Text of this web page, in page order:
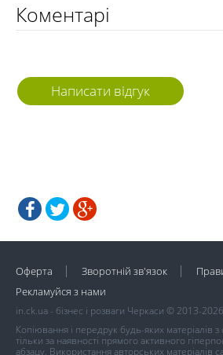
Коментарі
Написати відгук
Оферта Зворотній зв'язок
Рекламуйся з нами
in.ck.ua - бізнес і розваги Черкаси © 2013-
Копіювання і передрук будь-яких матеріалів
тільки за наявності прямого активного
абзацу. Використання авторських матеріалів